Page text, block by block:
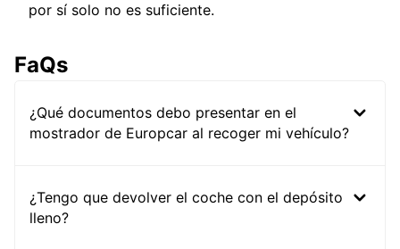
por sí solo no es suficiente.
FaQs
¿Qué documentos debo presentar en el
mostrador de Europcar al recoger mi vehículo?
¿Tengo que devolver el coche con el depósito
lleno?